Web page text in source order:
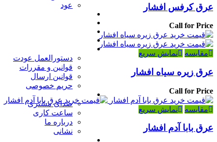
عود
دستورالعمل عودت
قوانین و مقررات
قوانین ارسال
حریم خصوصی
صدای مشتری
ساعت کاری
درباره ما
نشانی
عرق کرفس افشار
Call for Price
مقایسه نمایش سریع
عرق زیره سیاه افشار
Call for Price
مقایسه نمایش سریع
عرق بابا آدم افشار